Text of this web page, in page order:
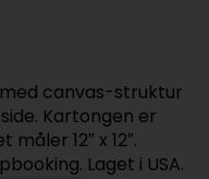
canvas-struktur
Kartongen er
12″ x 12″.
Laget i USA.